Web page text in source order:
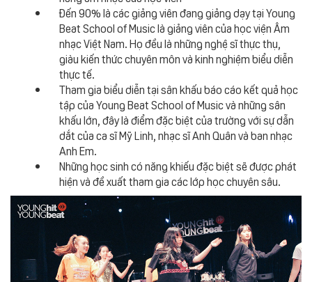
Đến 90% là các giảng viên đang giảng dạy tại Young
Beat School of Music là giảng viên của học viện Âm
nhạc Việt Nam. Họ đều là những nghệ sĩ thực thụ,
giàu kiến thức chuyên môn và kinh nghiệm biểu diễn
thực tế.
Tham gia biểu diễn tại sân khấu báo cáo kết quả học
tập của Young Beat School of Music và những sân
khấu lớn, đây là điểm đặc biệt của trường với sự dẫn
dắt của ca sĩ Mỹ Linh, nhạc sĩ Anh Quân và ban nhạc
Anh Em.
Những học sinh có năng khiếu đặc biệt sẽ được phát
hiện và đề xuất tham gia các lớp học chuyên sâu.